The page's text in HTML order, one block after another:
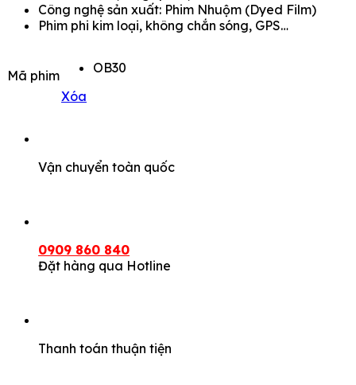
Công nghệ sản xuất: Phim Nhuộm (Dyed Film)
Phim phi kim loại, không chắn sóng, GPS…
Mã phim
OB30
Xóa
Vận chuyển toàn quốc
0909 860 840
Đặt hàng qua Hotline
Thanh toán thuận tiện